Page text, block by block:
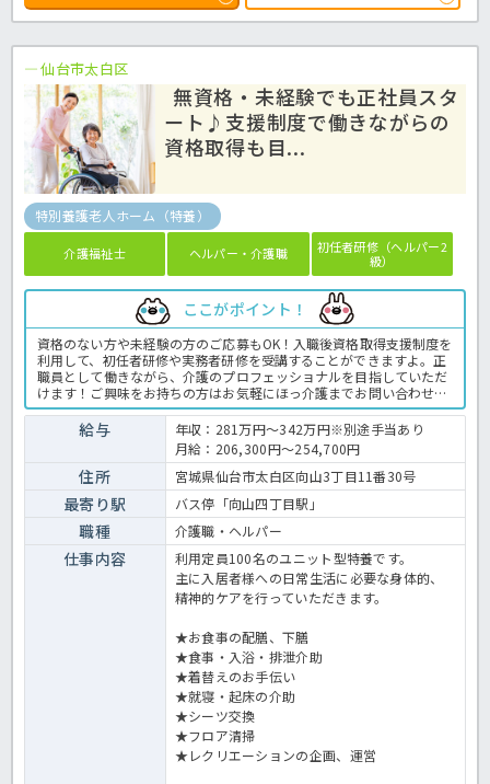
仙台市太白区
無資格・未経験でも正社員スタ
ート♪支援制度で働きながらの
資格取得も目...
特別養護老人ホーム（特養）
介護福祉士 ヘルパー・介護職
初任者研修（ヘルパー2
級）
ここがポイント！
資格のない方や未経験の方のご応募もOK！入職後資格取得支援制度を
利用して、初任者研修や実務者研修を受講することができますよ。正
職員として働きながら、介護のプロフェッショナルを目指していただ
けます！ご興味をお持ちの方はお気軽にほっ介護までお問い合わせく
ださいね。特養での介護業務全般です。＜介護職 正職員 特養の求
給与
年収：281万円～342万円※別途手当あり
月給：206,300円～254,700円
住所 宮城県仙台市太白区向山3丁目11番30号
最寄り駅 バス停「向山四丁目駅」
職種 介護職・ヘルパー
仕事内容
利用定員100名のユニット型特養です。
主に入居者様への日常生活に必要な身体的、
精神的ケアを行っていただきます。
★お食事の配膳、下膳
★食事・入浴・排泄介助
★着替えのお手伝い
★就寝・起床の介助
★シーツ交換
★フロア清掃
★レクリエーションの企画、運営